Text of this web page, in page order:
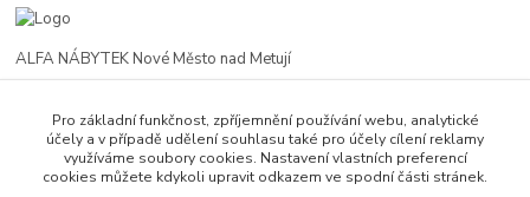
ALFA NÁBYTEK Nové Město nad Metují
602 412 331
alfanm@seznam.cz
Pro základní funkčnost, zpříjemnění používání webu, analytické
účely a v případě udělení souhlasu také pro účely cílení reklamy
využíváme soubory cookies. Nastavení vlastních preferencí
cookies můžete kdykoli upravit odkazem ve spodní části stránek.